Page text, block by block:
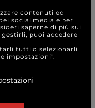
Pick spicchio pera,
confezione da 96 pez...
a partire da
contenuti ed
social media e per
saperne di più sui
puoi accedere
tutti o selezionarli
impostazioni".